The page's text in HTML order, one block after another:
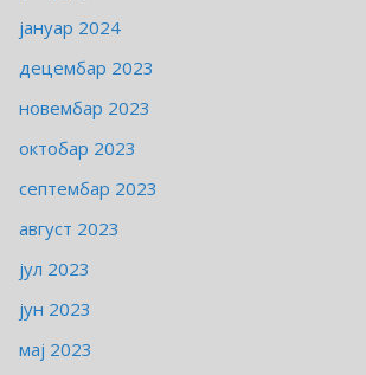
јануар 2024
децембар 2023
новембар 2023
октобар 2023
септембар 2023
август 2023
јул 2023
јун 2023
мај 2023